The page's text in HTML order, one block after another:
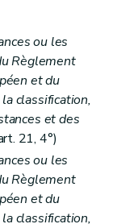
ou les
Règlement
et du
classification,
et des
21, 4°)
ou les
Règlement
et du
classification,